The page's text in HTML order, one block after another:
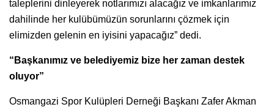
taleplerini dinleyerek notlarımızı alacağız ve imkanlarımız
dahilinde her kulübümüzün sorunlarını çözmek için
elimizden gelenin en iyisini yapacağız” dedi.
“Başkanımız ve belediyemiz bize her zaman destek
oluyor”
Osmangazi Spor Kulüpleri Derneği Başkanı Zafer Akman